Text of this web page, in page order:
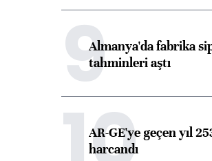
9Almanya'da fabrika
tahminleri aştı
AR-GE'ye geçen yıl
harcandı